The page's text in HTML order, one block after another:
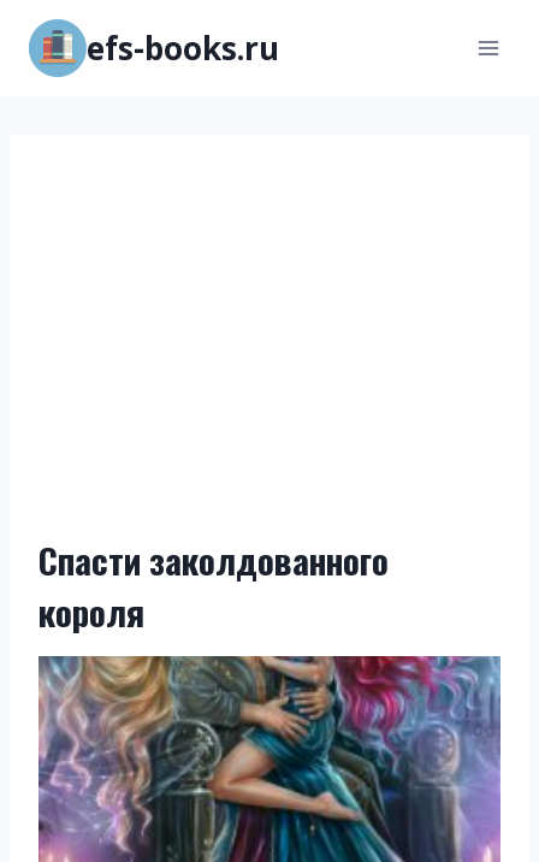
Перейти
содержимому
efs-books.ru
Спасти заколдованного
короля